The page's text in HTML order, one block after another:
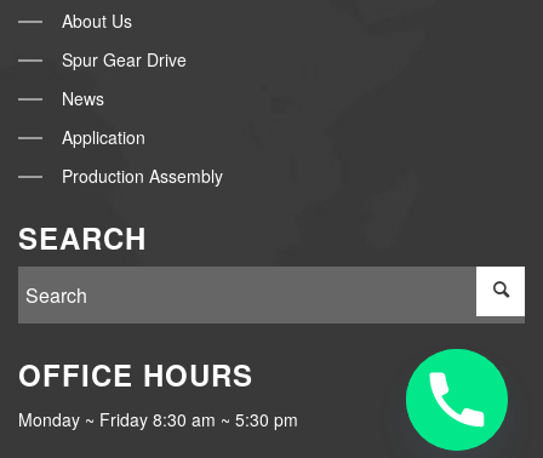
About Us
Spur Gear Drive
News
Application
Production Assembly
SEARCH
OFFICE HOURS
Monday ~ Friday 8:30 am ~ 5:30 pm